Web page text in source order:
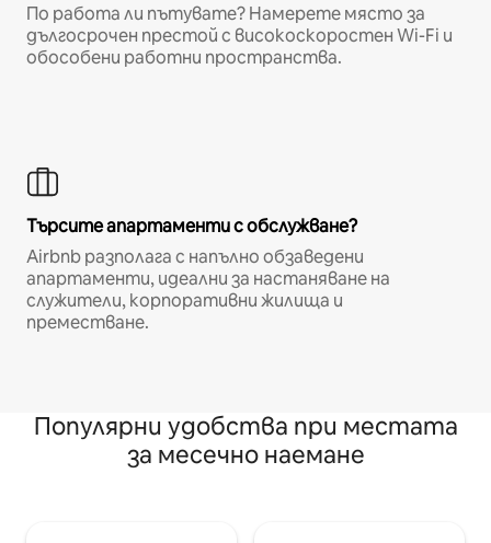
По работа ли пътувате? Намерете място за
дългосрочен престой с високоскоростен Wi-Fi и
обособени работни пространства.
Търсите апартаменти с обслужване?
Airbnb разполага с напълно обзаведени
апартаменти, идеални за настаняване на
служители, корпоративни жилища и
преместване.
Популярни удобства при местата
за месечно наемане